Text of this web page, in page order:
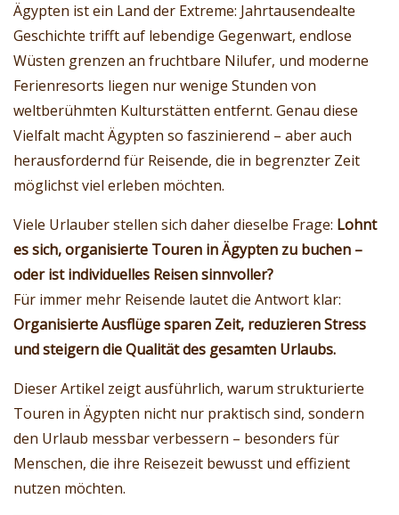
Ägypten ist ein Land der Extreme: Jahrtausendealte
Geschichte trifft auf lebendige Gegenwart, endlose
Wüsten grenzen an fruchtbare Nilufer, und moderne
Ferienresorts liegen nur wenige Stunden von
weltberühmten Kulturstätten entfernt. Genau diese
Vielfalt macht Ägypten so faszinierend – aber auch
herausfordernd für Reisende, die in begrenzter Zeit
möglichst viel erleben möchten.
Viele Urlauber stellen sich daher dieselbe Frage: Lohnt
es sich, organisierte Touren in Ägypten zu buchen –
oder ist individuelles Reisen sinnvoller?
Für immer mehr Reisende lautet die Antwort klar:
Organisierte Ausflüge sparen Zeit, reduzieren Stress
und steigern die Qualität des gesamten Urlaubs.
Dieser Artikel zeigt ausführlich, warum strukturierte
Touren in Ägypten nicht nur praktisch sind, sondern
den Urlaub messbar verbessern – besonders für
Menschen, die ihre Reisezeit bewusst und effizient
nutzen möchten.